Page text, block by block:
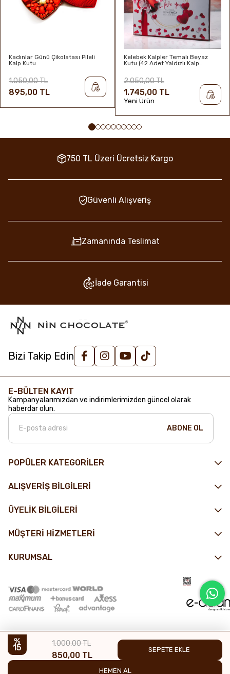
1.000,00 TL
850,00 TL
15
Kadınlar Günü Çikolatası Pileli
Kalp Kutu
895,00 TL
1.050,00 TL
Kelebek Kalpler Temalı Beyaz
Kutu (42 Adet Yaldızlı Kalp
1.745,00 TL
2.050,00 TL
Yeni Ürün
750 TL Üzeri Ücretsiz Kargo
Güvenli Alışveriş
Zamanında Teslimat
İade Garantisi
Bizi Takip Edin
POPÜLER KATEGORİLER
ALIŞVERİŞ BİLGİLERİ
ÜYELİK BİLGİLERİ
MÜŞTERİ HİZMETLERİ
KURUMSAL
E-BÜLTEN KAYIT
Kampanyalarımızdan ve indirimlerimizden güncel olarak
haberdar olun.
ABONE OL
© 2025 Nin Çikolata - Tüm hakları saklıdır.